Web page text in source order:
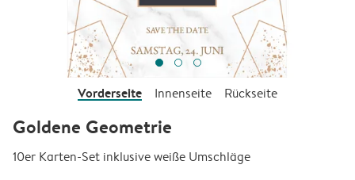
Vorderseite Innenseite Rückseite
Goldene Geometrie
10er Karten-Set inklusive weiße Umschläge